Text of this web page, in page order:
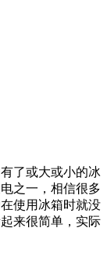
了或大或小的冰
之一，相信很多
使用冰箱时就没
来很简单，实际